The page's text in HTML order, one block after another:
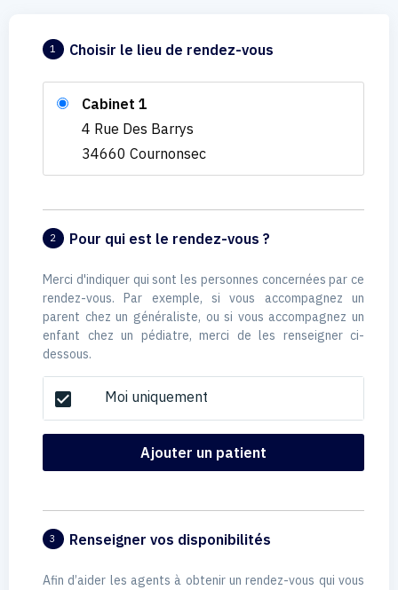
1 Choisir le lieu de rendez-vous
Cabinet 1
4 Rue Des Barrys
34660 Cournonsec
2 Pour qui est le rendez-vous ?
Merci d'indiquer qui sont les personnes concernées par ce
rendez-vous. Par exemple, si vous accompagnez un
parent chez un généraliste, ou si vous accompagnez un
enfant chez un pédiatre, merci de les renseigner ci-
dessous.
check_box Moi uniquement
Ajouter un patient
3 Renseigner vos disponibilités
Afin d’aider les agents à obtenir un rendez-vous qui vous